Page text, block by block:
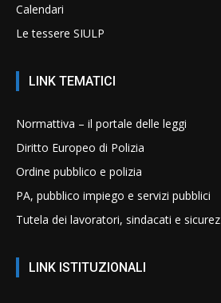
Calendari
Le tessere SIULP
LINK TEMATICI
Normattiva – il portale delle leggi
Diritto Europeo di Polizia
Ordine pubblico e polizia
PA, pubblico impiego e servizi pubblici
Tutela dei lavoratori, sindacati e
LINK ISTITUZIONALI